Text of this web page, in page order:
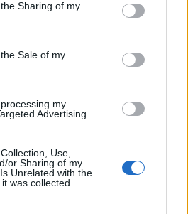
usage behaviour. You may click to
Google and its third-party tags to
purposes in below Google
Sharing of my
Sale of my
my
Advertising.
Use,
or Sharing of my
Unrelated with the
was collected.
az Apró klán keze nyoma,
és politikai élete (az MSZMP
hol lenne még a
censeo....Nem elég
el kell pusztítani! Azaz
a sztrájk is alapvető
) : a kommunista
el kell pusztítani - mondaná